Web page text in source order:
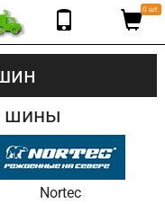
0 шт.
шины
Nortec